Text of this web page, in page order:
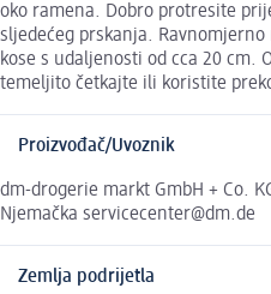
oko ramena. Dobro protresite
sljedećeg prskanja.
kose s udaljenosti od cca 20 cm.
temeljito četkajte ili koristite
Proizvođač/Uvoznik
dm-drogerie markt GmbH + Co.
Njemačka servicecenter@dm.de
Zemlja podrijetla